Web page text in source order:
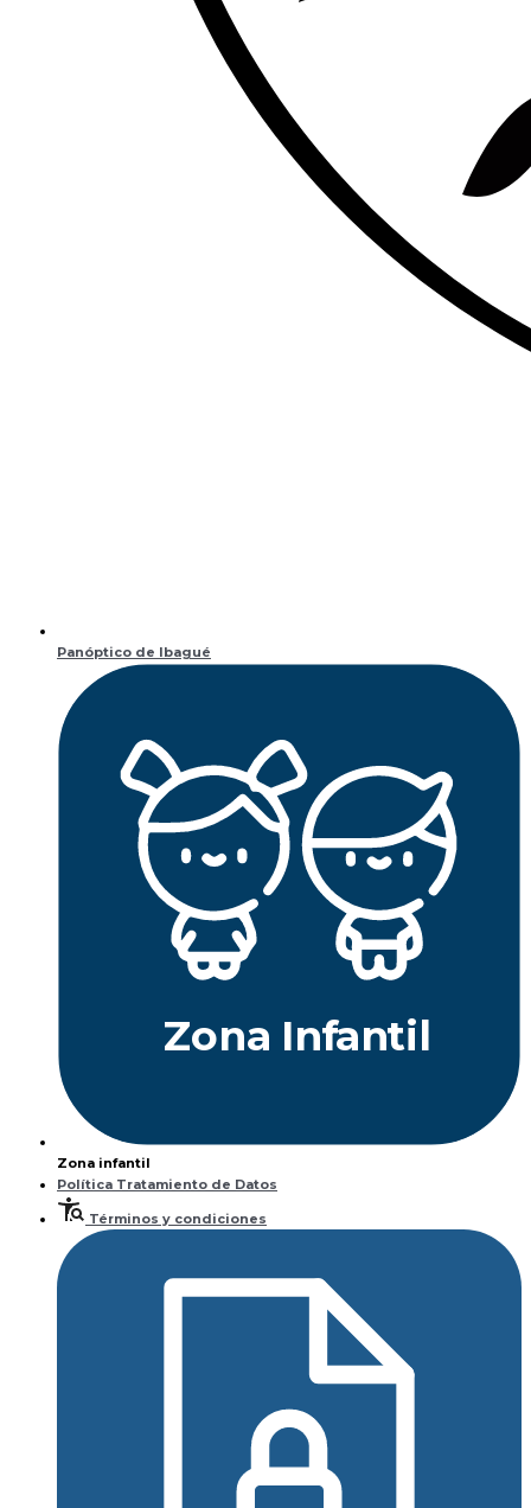
Panóptico de Ibagué
Zona Infantil
Zona infantil
Política Tratamiento de Datos
Términos y condiciones